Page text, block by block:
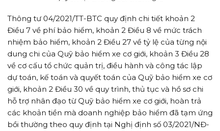
Thông tư 04/2021/TT-BTC quy định chi tiết khoản 2
Điều 7 về phí bảo hiểm, khoản 2 Điều 8 về mức trách
nhiệm bảo hiểm, khoản 2 Điều 27 về tỷ lệ của từng nội
dung chi của Quỹ bảo hiểm xe cơ giới, khoản 3 Điều 28
về cơ cấu tổ chức quản trị, điều hành và công tác lập
dự toán, kế toán và quyết toán của Quỹ bảo hiểm xe cơ
giới, khoản 2 Điều 30 về quy trình, thủ tục và hồ sơ chi
hỗ trợ nhân đạo từ Quỹ bảo hiểm xe cơ giới, hoàn trả
các khoản tiền mà doanh nghiệp bảo hiểm đã tạm ứng
bồi thường theo quy định tại Nghị định số 03/2021/NĐ-